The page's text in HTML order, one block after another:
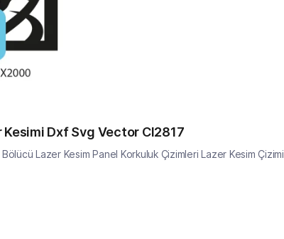
Dxf Svg Vector CI2817
Lazer Kesim Panel Korkuluk Çizimleri Lazer Kesim Çizimi